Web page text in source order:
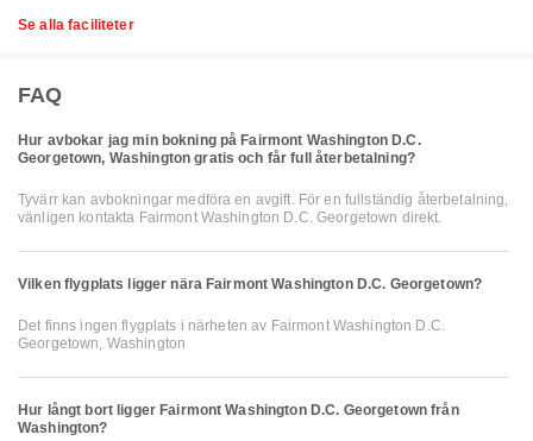
Se alla faciliteter
FAQ
Hur avbokar jag min bokning på Fairmont Washington D.C.
Georgetown, Washington gratis och får full återbetalning?
Tyvärr kan avbokningar medföra en avgift. För en fullständig återbetalning,
vänligen kontakta Fairmont Washington D.C. Georgetown direkt.
Vilken flygplats ligger nära Fairmont Washington D.C. Georgetown?
Det finns ingen flygplats i närheten av Fairmont Washington D.C.
Georgetown, Washington
Hur långt bort ligger Fairmont Washington D.C. Georgetown från
Washington?